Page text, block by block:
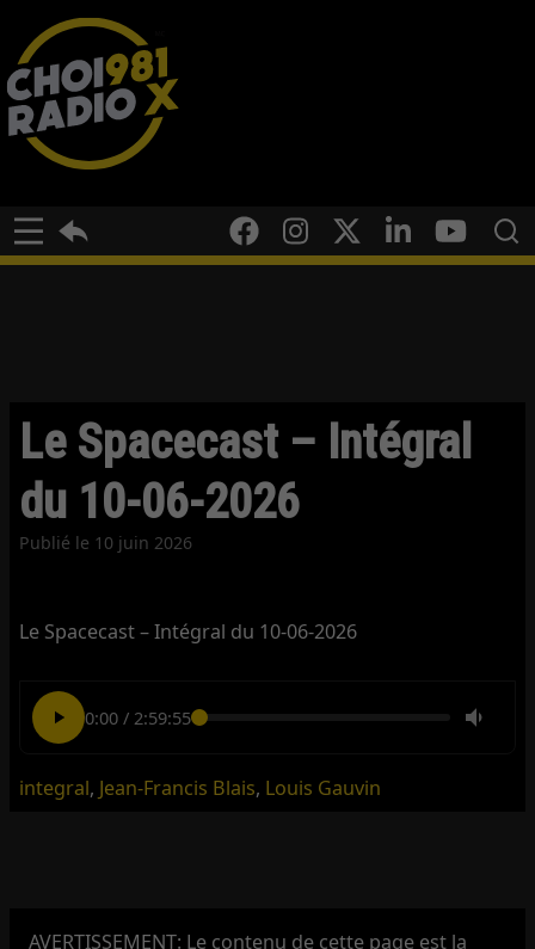
Le Spacecast – Intégral
du 10-06-2026
Publié le 10 juin 2026
Le Spacecast – Intégral du 10-06-2026
0:00/ 2:59:55
integral, Jean-Francis Blais, Louis Gauvin
AVERTISSEMENT: Le contenu de cette page est la